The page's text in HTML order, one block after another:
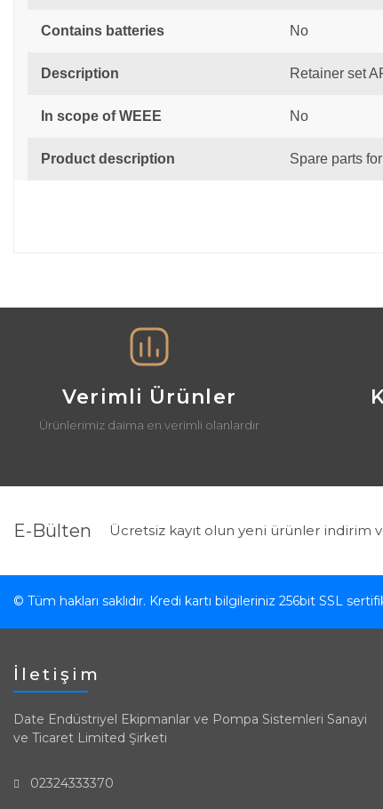
Contains batteries No
Description Retainer set
In scope of WEEE No
Product description Spare parts
Ürün bilgilerinde hatalar bulunuyor.
Ürün fiyatı diğer sitelerden daha pahalı.
Bu ürüne benzer farklı alternatifler olmalı.
Verimli Ürünler
Ürünlerimiz daima en verimli olanlardır
E-Bülten Ücretsiz kayıt olun yeni ürünler indirim
© Tüm hakları saklıdır. Kredi kartı bilgileriniz 256bit SSL
İletişim
Date Endüstriyel Ekipmanlar ve Pompa Sistemleri Sanayi
ve Ticaret Limited Şirketi
02324333370